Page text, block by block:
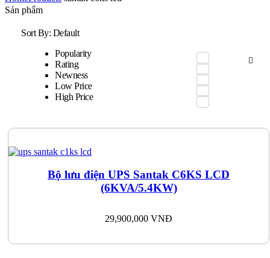
Sản phẩm
Sort By: Default
Popularity
Rating
Newness
Low Price
High Price
Bộ lưu điện UPS Santak C6KS LCD
(6KVA/5.4KW)
29,900,000VNĐ